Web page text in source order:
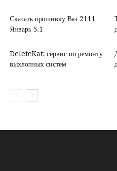
Скачать прошивку Ваз 2111
Январь 5.1
DeleteKat: сервис по ремонту
выхлопных систем